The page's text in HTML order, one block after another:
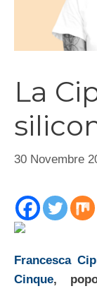
La
30 Novembre
Francesca
Cinque,